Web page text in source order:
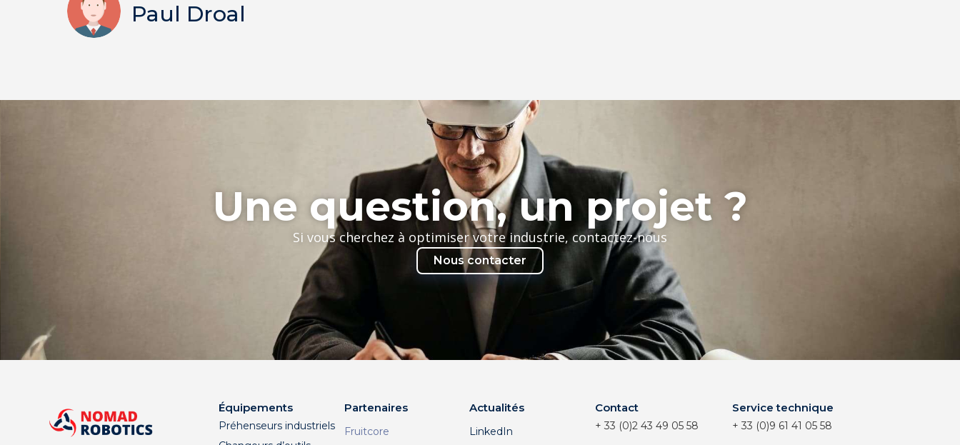
Paul Droal
Une question, un projet ?
Si vous cherchez à optimiser votre industrie, contactez-nous
Nous contacter
Équipements
Préhenseurs industriels
Partenaires
Fruitcore
Actualités
LinkedIn
Contact
+ 33 (0)2 43 49 05 58
Service technique
+ 33 (0)9 61 41 05 58